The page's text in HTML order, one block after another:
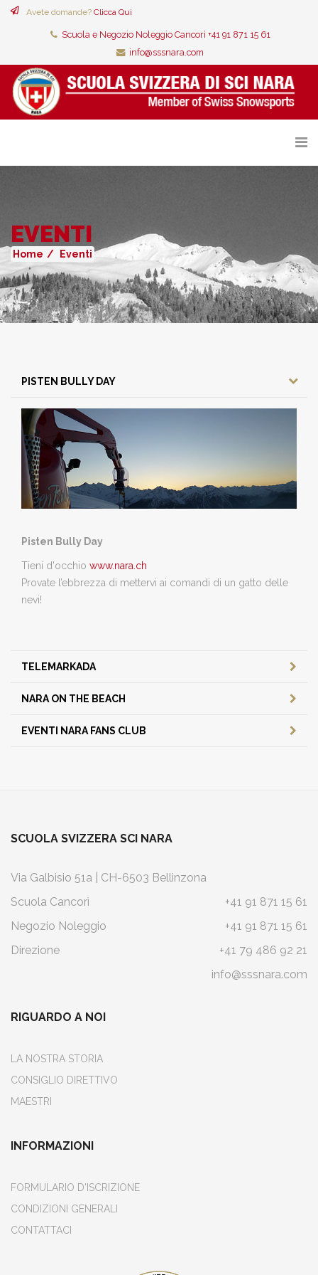
Avete domande? Clicca Qui
Scuola e Negozio Noleggio Cancorì +41 91 871 15 61
info@sssnara.com
EVENTI
Home Eventi
PISTEN BULLY DAY
Pisten Bully Day
Tieni d'occhio www.nara.ch
Provate l’ebbrezza di mettervi ai comandi di un gatto delle
nevi!
TELEMARKADA
NARA ON THE BEACH
EVENTI NARA FANS CLUB
SCUOLA SVIZZERA SCI NARA
Via Galbisio 51a | CH-6503 Bellinzona
Scuola Cancorì
+41 91 871 15 61
Negozio Noleggio
+41 91 871 15 61
Direzione
+41 79 486 92 21
info@sssnara.com
RIGUARDO A NOI
LA NOSTRA STORIA
CONSIGLIO DIRETTIVO
MAESTRI
INFORMAZIONI
FORMULARIO D'ISCRIZIONE
CONDIZIONI GENERALI
CONTATTACI